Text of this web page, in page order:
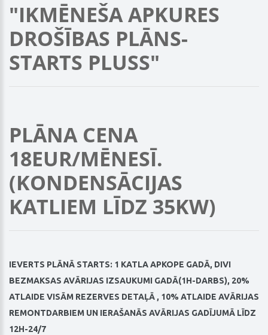
"IKMĒNEŠA APKURES
DROŠĪBAS PLĀNS-
STARTS PLUSS"
PLĀNA CENA
18EUR/MĒNESĪ.
(KONDENSĀCIJAS
KATLIEM LĪDZ 35KW)
IEVERTS PLĀNĀ STARTS: 1 KATLA APKOPE GADĀ, DIVI
BEZMAKSAS AVĀRIJAS IZSAUKUMI GADĀ(1H-DARBS), 20%
ATLAIDE VISĀM REZERVES DETAĻĀ , 10% ATLAIDE AVĀRIJAS
REMONTDARBIEM UN IERAŠANĀS AVĀRIJAS GADĪJUMĀ LĪDZ
12H-24/7